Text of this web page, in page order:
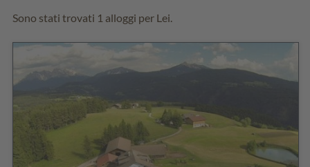
Sono stati trovati 1 alloggi per Lei.